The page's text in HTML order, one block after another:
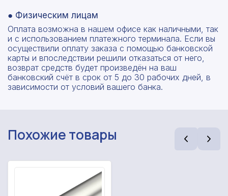
● Физическим лицам
Оплата возможна в нашем офисе как наличными, так
и с использованием платежного терминала. Если вы
осуществили оплату заказа с помощью банковской
карты и впоследствии решили отказаться от него,
возврат средств будет произведён на ваш
банковский счёт в срок от 5 до 30 рабочих дней, в
зависимости от условий вашего банка.
Похожие товары